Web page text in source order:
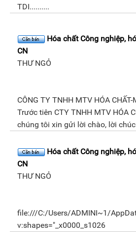
TDI..........
Hóa chất Công nghiệp,
CN
THƯ NGỎ
CÔNG TY TNHH MTV HÓA
Trước tiên CTY TNHH MTV HÓA
chúng tôi xin gửi lời chào, lời
Hóa chất Công nghiệp,
CN
THƯ NGỎ
file:///C:/Users/ADMINI~1/
v:shapes="_x0000_s1026